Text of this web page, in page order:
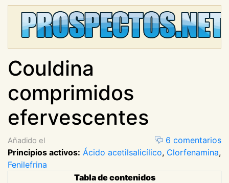
Couldina
comprimidos
efervescentes
6 comentarios
Añadido el
Principios activos: Ácido acetilsalicílico, Clorfenamina,
Fenilefrina
Tabla de contenidos